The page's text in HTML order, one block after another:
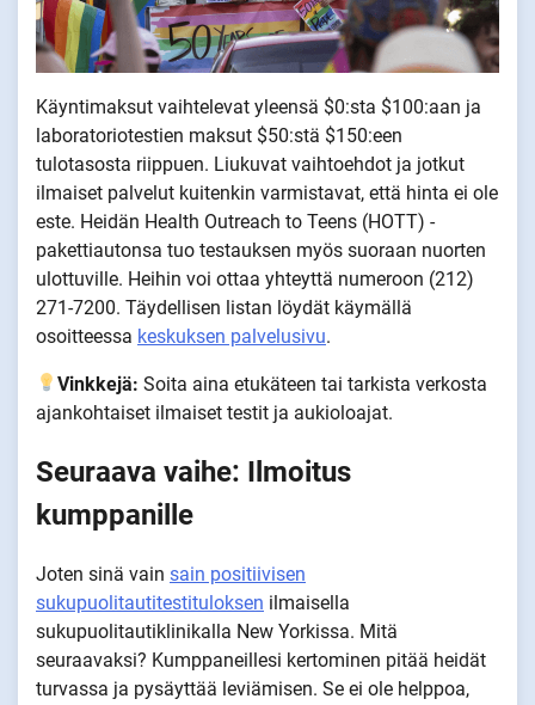
Käyntimaksut vaihtelevat yleensä $0:sta $100:aan ja
laboratoriotestien maksut $50:stä $150:een
tulotasosta riippuen. Liukuvat vaihtoehdot ja jotkut
ilmaiset palvelut kuitenkin varmistavat, että hinta ei ole
este. Heidän Health Outreach to Teens (HOTT) -
pakettiautonsa tuo testauksen myös suoraan nuorten
ulottuville. Heihin voi ottaa yhteyttä numeroon (212)
271-7200. Täydellisen listan löydät käymällä
osoitteessa keskuksen palvelusivu.
Vinkkejä: Soita aina etukäteen tai tarkista verkosta
ajankohtaiset ilmaiset testit ja aukioloajat.
Seuraava vaihe: Ilmoitus
kumppanille
Joten sinä vain sain positiivisen
sukupuolitautitestituloksen ilmaisella
sukupuolitautiklinikalla New Yorkissa. Mitä
seuraavaksi? Kumppaneillesi kertominen pitää heidät
turvassa ja pysäyttää leviämisen. Se ei ole helppoa,